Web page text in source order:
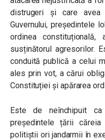
distrugeri și care avea
Guvernului, președintele
ordinea
susținătorul agresorilor.
conduită publică a celui
ales prin vot, a cărui
Constituției și apărarea
Este de neînchipuit
președintele țării
politiștii ori jandarmii în